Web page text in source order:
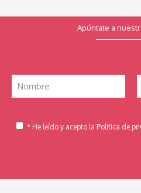
Apúntate a
* He leído y acepto la Política de